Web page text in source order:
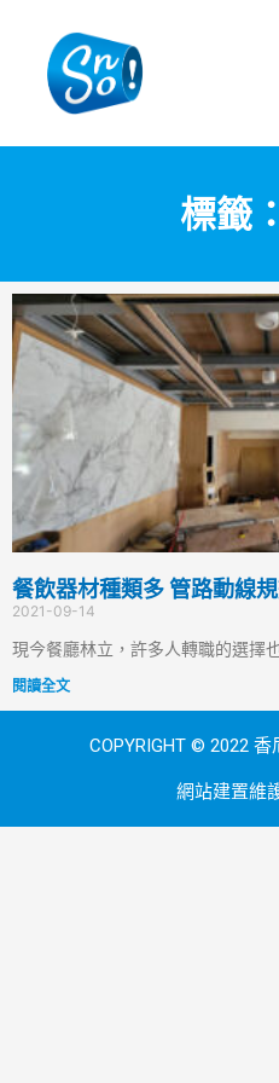
標籤
餐飲器材種類多 管路動線
2021-09-14
現今餐廳林立，許多人轉職的選擇
閱讀全文
COPYRIGHT © 2022
網站建置維